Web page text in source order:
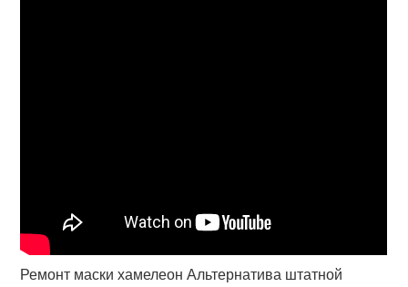
Ремонт маски хамелеон Альтернатива штатной